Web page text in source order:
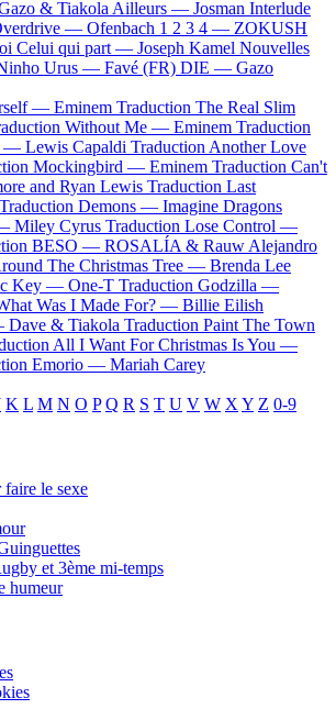
& Tiakola Ailleurs — Josman Interlude
— Ofenbach 1 2 3 4 — ZOKUSH
Celui qui part — Joseph Kamel Nouvelles
Urus — Favé (FR) DIE — Gazo
— Eminem Traduction The Real Slim
Without Me — Eminem Traduction
— Lewis Capaldi Traduction Another Love
Mockingbird — Eminem Traduction Can't
and Ryan Lewis Traduction Last
Traduction Demons — Imagine Dragons
Miley Cyrus Traduction Lose Control —
BESO — ROSALÍA & Rauw Alejandro
The Christmas Tree — Brenda Lee
Key — One-T Traduction Godzilla —
Was I Made For? — Billie Eilish
Dave & Tiakola Traduction Paint The Town
All I Want For Christmas Is You —
Emorio — Mariah Carey
K L M N O P Q R S T U V W X Y Z 0-9
faire le sexe
et 3ème mi-temps
humeur